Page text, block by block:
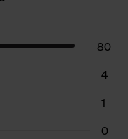
80
4
1
0